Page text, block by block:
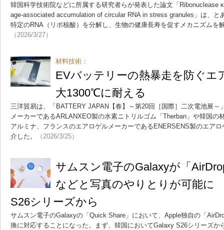
韓国科学技術院などに所属する研究者らが発表した論文「Ribonuclease
age-associated accumulation of circular RNA in stress granules」は、と
特定のRNA（リボ核酸）を分解し、生物の健康長寿を促すメカニズムを
（2026/3/27）
材料技術：
EVバッテリーの熱暴走を防ぐエ
大1300℃に耐える
三洋貿易は、「BATTERY JAPAN【春】～第20回［国際］二次電池展～
メーカーであるARLANXEO製の水素ニトリルゴム「Therban」や韓国の
アルミナ、フランスのエアロゲルメーカーであるENERSENS製のエア
介した。
（2026/3/25）
サムスン電子のGalaxyが「
などと写真のやりとりが可能に
S26シリーズから
サムスン電子のGalaxyの「Quick Share」において、Apple独自の「
換に対応することになった。まず、韓国においてGalaxy S26シリーズか